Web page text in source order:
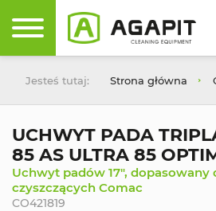
Jesteś tutaj: Strona główna
UCHWYT PADA
85 AS ULTRA 85
Uchwyt padów 17", dopasowany
czyszczących Comac
CO421819